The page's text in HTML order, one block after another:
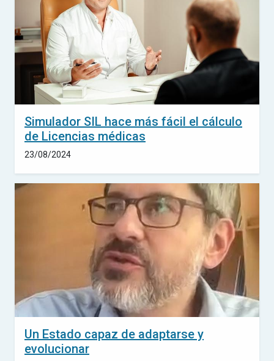
Simulador SIL hace más fácil el cálculo
de Licencias médicas
23/08/2024
Un Estado capaz de adaptarse y
evolucionar